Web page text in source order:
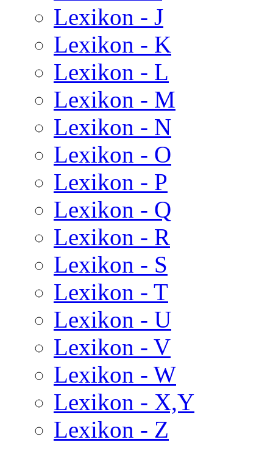
Lexikon - J
Lexikon - K
Lexikon - L
Lexikon - M
Lexikon - N
Lexikon - O
Lexikon - P
Lexikon - Q
Lexikon - R
Lexikon - S
Lexikon - T
Lexikon - U
Lexikon - V
Lexikon - W
Lexikon - X,Y
Lexikon - Z